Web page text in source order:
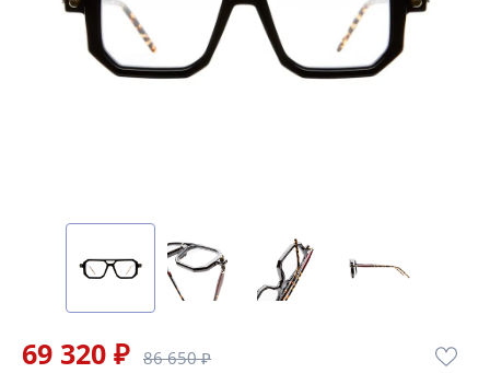
69 320 ₽ 86 650 ₽